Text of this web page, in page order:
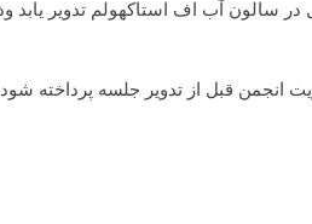
قبل از تدویر جلسه پرداخته شود